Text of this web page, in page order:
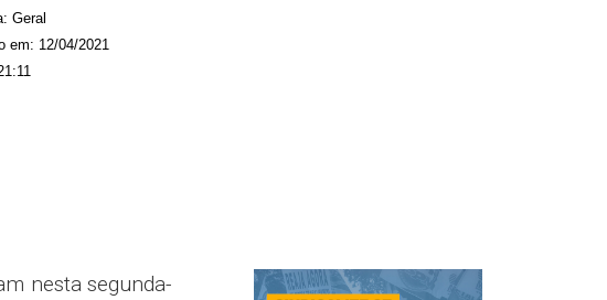
Geral
em: 12/04/2021
nesta segunda-